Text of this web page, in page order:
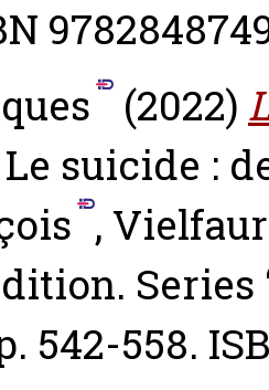
(2022)
suicide :
,
542-558.